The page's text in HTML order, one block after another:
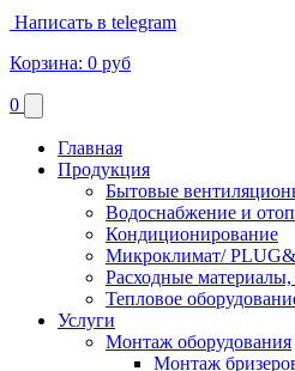
Написать в telegram
Корзина: 0 руб
0
Главная
Продукция
Бытовые
Водоснабжение и
Кондиционирование
Микроклимат/
Расходные
Тепловое
Услуги
Монтаж оборудования
Монтаж